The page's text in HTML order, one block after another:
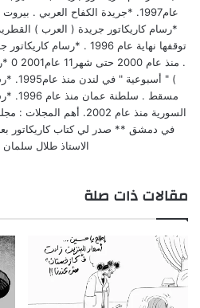
توقفها نهاية عام 1996 .
.
) "
مسقط .
الاستاذ طلال سلمان 0 السفير0
مقالات ذات صلة